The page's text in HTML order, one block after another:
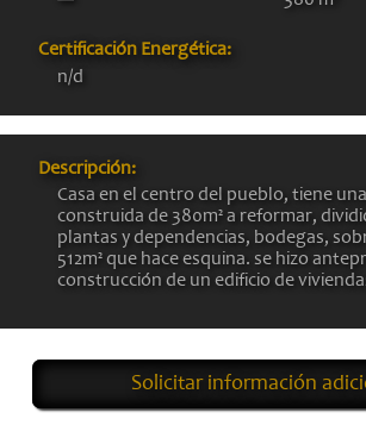
Certificación Energética:
n/d
Descripción:
Casa en el centro del pueblo, tiene
construida de 380m² a reformar,
plantas y dependencias, bodegas,
512m² que hace esquina. se hizo
construcción de un edificio de
Solicitar información